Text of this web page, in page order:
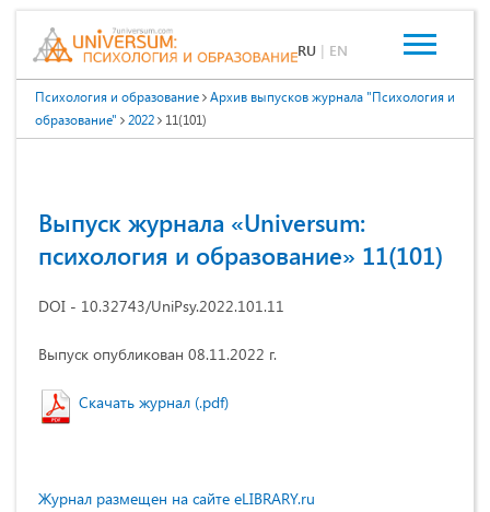
RU | EN
Психология и образование
Архив выпусков журнала "Психология и
образование"
2022 11(101)
Выпуск журнала «Universum:
психология и образование» 11(101)
DOI - 10.32743/UniPsy.2022.101.11
Выпуск опубликован 08.11.2022 г.
Скачать журнал (.pdf)
Журнал размещен на сайте eLIBRARY.ru